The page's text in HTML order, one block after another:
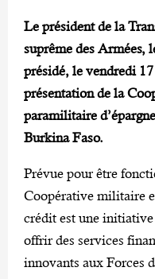
Le président de la
suprême des Armées,
présidé, le vendredi
présentation de la
paramilitaire
Burkina Faso.
Prévue pour être
Coopérative militaire
crédit est une
offrir des services
innovants aux Forces